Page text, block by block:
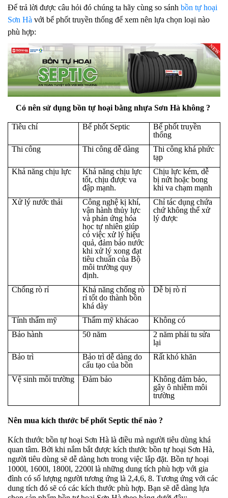
Để trả lời được câu hỏi đó chúng ta hãy cùng so sánh bồn tự hoại
Sơn Hà với bể phốt truyền thống để xem nên lựa chọn loại nào
phù hợp:
Có nên sử dụng bồn tự hoại bằng nhựa Sơn Hà không ?
Tiêu chí Bể phốt Septic
Bể phốt truyền
thống
Thi công
Thi công dễ dàng
Thi công khá phức
tạp
Khả năng chịu lực
Khả năng chịu lực
tốt, chịu được va
đập mạnh.
Chịu lực kém, dễ
bị nứt hoặc bong
khi va chạm mạnh
Xử lý nước thải
Công nghệ kị khí,
vận hành thủy lực
và phản ứng hóa
học tự nhiên giúp
có việc xử lý hiệu
quả, đảm bảo nước
khi xử lý xong đạt
tiêu chuẩn của Bộ
môi trường quy
định.
Chỉ tác dụng chứa
chứ không thể xử
lý được
Chống rò rỉ
Khả năng chống rò
rỉ tốt do thành bồn
khá dày
Dễ bị rò rỉ
Tính thẩm mỹ Thẩm mỹ khácao
Không có
Bảo hành
50 năm
2 năm phải tu sửa
lại
Bảo trì
Bảo trì dễ dàng do
cấu tạo của bồn
Rất khó khăn
Vệ sinh môi trường Đảm bảo
Không đảm bảo,
gây ô nhiễm môi
trường
Nên mua kích thước bể phốt Septic thế nào ?
Kích thước bồn tự hoại Sơn Hà là điều mà người tiêu dùng khá
quan tâm. Bởi khi nắm bắt được kích thước bồn tự hoại Sơn Hà,
người tiêu dùng sẽ dễ dàng hơn trong việc lắp đặt. Bồn tự hoại
1000l, 1600l, 1800l, 2200l là những dung tích phù hợp với gia
đình có số lượng người tương ứng là 2,4,6, 8. Tương ứng với các
dung tích đó sẽ có các kích thước phù hợp. Bạn sẽ dễ dàng lựa